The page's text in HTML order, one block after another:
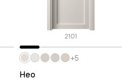
2101
Нео
+5